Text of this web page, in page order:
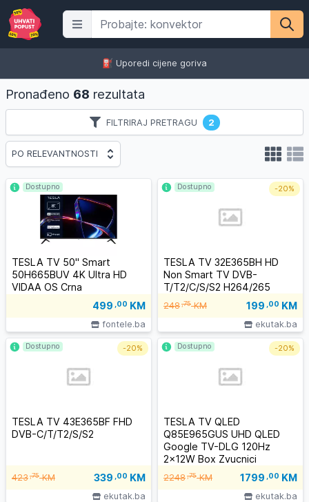
⛽️ Uporedi cijene goriva
Pronađeno 68 rezultata
FILTRIRAJ PRETRAGU 2
PO RELEVANTNOSTI
TESLA TV 50" Smart
50H665BUV 4K Ultra HD
VIDAA OS Crna
499 ,00 KM
fontele.ba
Dostupno
TESLA TV 32E365BH HD
Non Smart TV DVB-
T/T2/C/S/S2 H264/265
248,75KM 199 ,00 KM
ekutak.ba
Dostupno -20%
TESLA TV 43E365BF FHD
DVB-C/T/T2/S/S2
423,75KM 339 ,00 KM
ekutak.ba
Dostupno -20%
TESLA TV QLED
Q85E965GUS UHD QLED
Google TV-DLG 120Hz
2x12W Box Zvucnici
2248,75KM 1799 ,00 KM
ekutak.ba
Dostupno -20%